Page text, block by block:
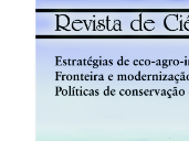
artigos